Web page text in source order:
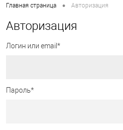
Главная страница • Авторизация
Авторизация
Логин или email*
Пароль*